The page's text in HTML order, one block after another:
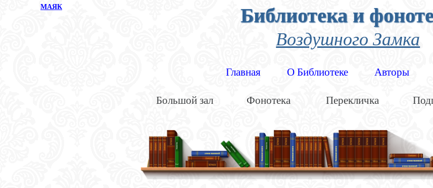
МАЯК Библиотека и
Воздушного Замка
Главная О Библиотеке Авторы
Большой зал Фонотека Перекличка